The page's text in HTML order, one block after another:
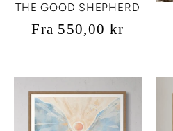
THE GOOD SHEPHERD
Vanlig
Fra 550,00 kr